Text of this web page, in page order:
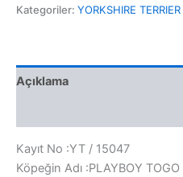
Kategoriler: YORKSHIRE TERRIER
Açıklama
Kayıt No :YT / 15047
Köpeğin Adı :PLAYBOY